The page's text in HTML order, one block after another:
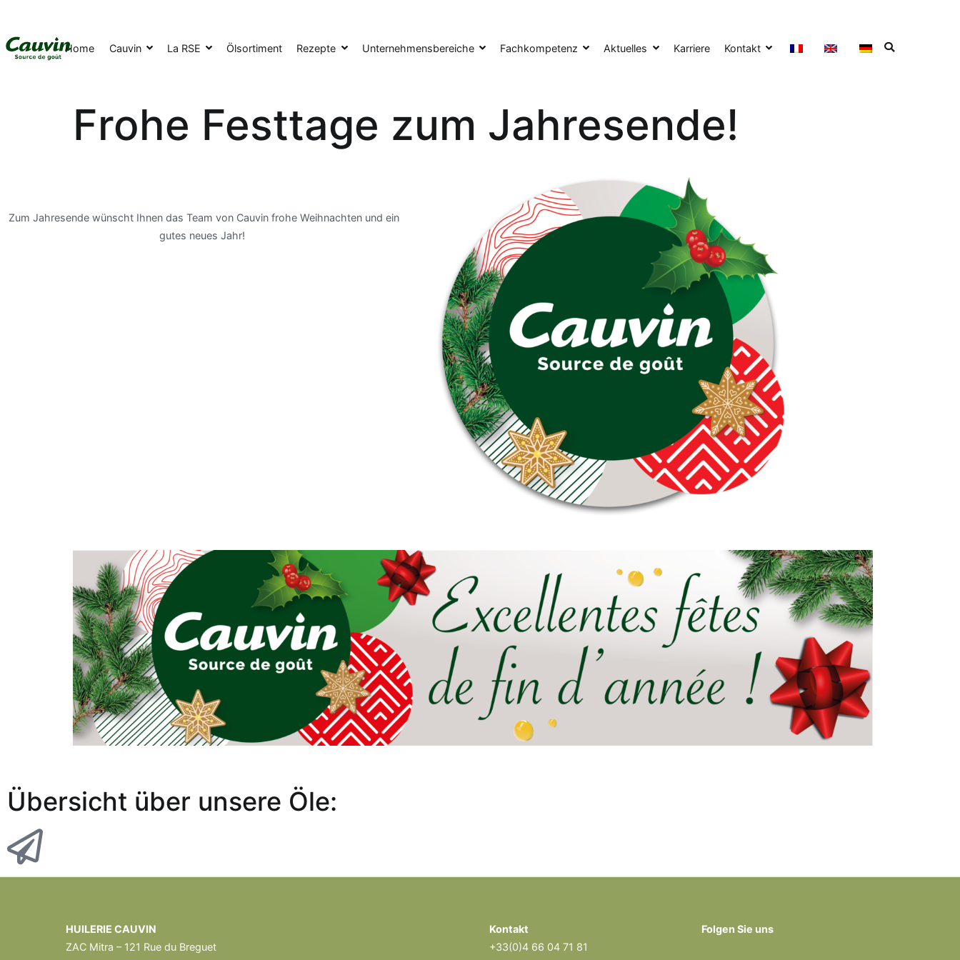
Home Cauvin La RSE Ölsortiment Rezepte Unternehmensbereiche Fachkompetenz Aktuelles Karriere Kontakt
Frohe Festtage zum Jahresende!
Zum Jahresende wünscht Ihnen das Team von Cauvin frohe Weihnachten und ein
gutes neues Jahr!
Übersicht über unsere Öle:
HUILERIE CAUVIN
ZAC Mitra – 121 Rue du Breguet
Kontakt
+33(0)4 66 04 71 81
Folgen Sie uns